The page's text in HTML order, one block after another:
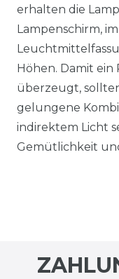
erhalten die
Lampenschirm,
Höhen. Damit ein
überzeugt,
gelungene
indirektem Licht
Gemütlichkeit